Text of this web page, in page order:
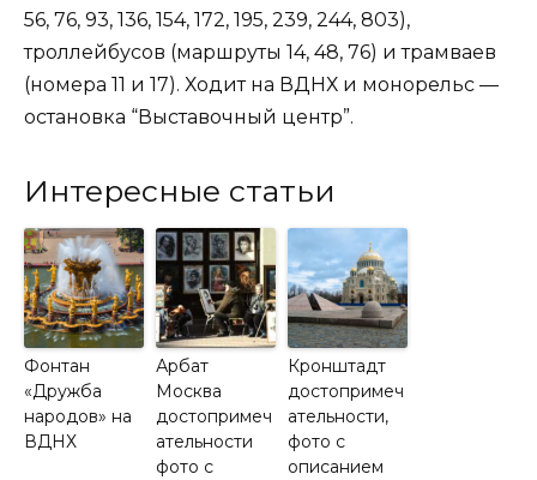
56, 76, 93, 136, 154, 172, 195, 239, 244, 803),
троллейбусов (маршруты 14, 48, 76) и трамваев
(номера 11 и 17). Ходит на ВДНХ и монорельс —
остановка “Выставочный центр”.
Интересные статьи
Фонтан
«Дружба
народов» на
ВДНХ
Арбат
Москва
достопримеч
ательности
фото с
Кронштадт
достопримеч
ательности,
фото с
описанием